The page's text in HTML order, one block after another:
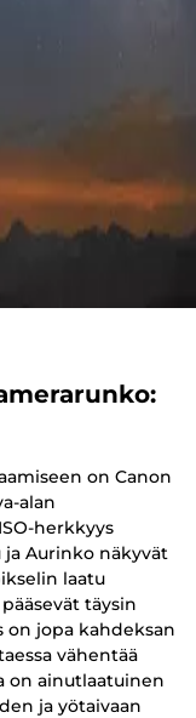
on Canon
alan
herkkyys
Aurinko näkyvät
laatu
täysin
on jopa kahdeksan
vähentää
on ainutlaatuinen
ja yötaivaan